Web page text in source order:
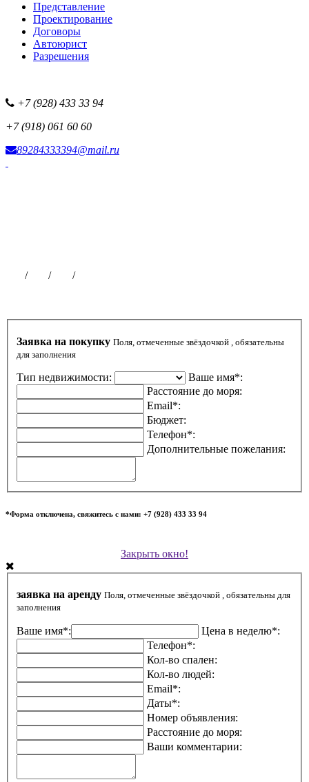
Представление
Проектирование
Договоры
Автоюрист
Разрешения
+7 (928) 433 33 94
+7 (918) 061 60 60
89284333394@mail.ru
/ / /
Заявка на покупку Поля, отмеченные звёздочкой , обязательны
для заполнения
Тип недвижимости:
Ваше имя*:
Расстояние до моря:
Email*:
Бюджет:
Телефон*:
Дополнительные пожелания:
*Форма отключена, свяжитесь с нами: +7 (928) 433 33 94
Закрыть окно!
заявка на аренду Поля, отмеченные звёздочкой , обязательны для
заполнения
Ваше имя*:
Цена в неделю*:
Телефон*:
Кол-во спален:
Кол-во людей:
Email*:
Даты*:
Номер объявления:
Расстояние до моря:
Ваши комментарии: